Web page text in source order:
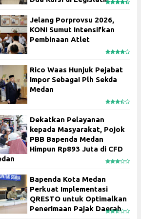
Jelang Porprovsu 2026,
KONI Sumut Intensifkan
Pembinaan Atlet
Rico Waas Hunjuk Pejabat
Impor Sebagai Plh Sekda
Medan
Dekatkan Pelayanan
kepada Masyarakat, Pojok
PBB Bapenda Medan
Himpun Rp893 Juta di CFD
Bapenda Kota Medan
Perkuat Implementasi
QRESTO untuk Optimalkan
Penerimaan Pajak Daerah